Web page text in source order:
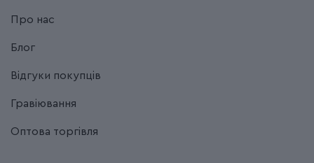
Про нас
Блог
Відгуки покупців
Гравіювання
Оптова торгівля